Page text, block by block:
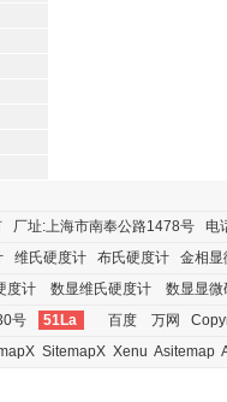
厂址:上海市南奉公路1478号
维氏硬度计 布氏硬度计
金相显
度计 数显维氏硬度计
数显显微
号
51La 百度 万网
SitemapX Xenu Asitemap